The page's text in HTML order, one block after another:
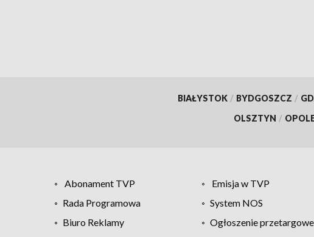
BIAŁYSTOK / BYDGOSZCZ /
OLSZTYN /
Abonament TVP Emisja w TVP
Rada Programowa
System NOS
Biuro Reklamy
Ogłoszenie przetargowe